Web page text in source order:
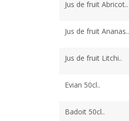
Jus de fruit Abricot..
Jus de fruit Ananas..
Jus de fruit Litchi..
Evian 50cl..
Badoit 50cl..